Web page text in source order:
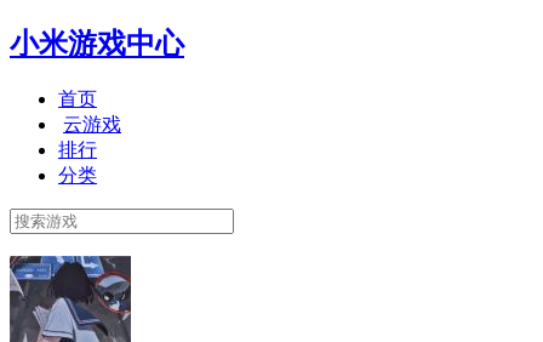
小米游戏中心
首页
云游戏
排行
分类